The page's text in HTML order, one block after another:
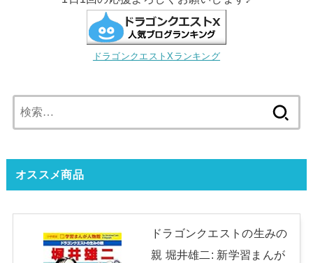
ドラゴンクエストXランキング
索:
オススメ商品
ドラゴンクエストの生みの
親 堀井雄二: 新学習まんが